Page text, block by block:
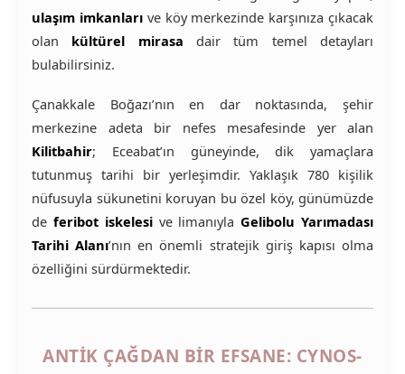
ulaşım imkanlarıve köy merkezinde karşınıza çıkacak
olan kültürel mirasa dair tüm temel detayları
bulabilirsiniz.
Çanakkale Boğazı’nın en dar noktasında, şehir
merkezine adeta bir nefes mesafesinde yer alan
Kilitbahir; Eceabat’ın güneyinde, dik yamaçlara
tutunmuş tarihi bir yerleşimdir. Yaklaşık 780 kişilik
nüfusuyla sükunetini koruyan bu özel köy, günümüzde
de feribot iskelesive limanıylaGelibolu Yarımadası
Tarihi Alanı’nın en önemli stratejik giriş kapısı olma
özelliğini sürdürmektedir.
ANTIK ÇAĞDAN BIR EFSANE: CYNOS-